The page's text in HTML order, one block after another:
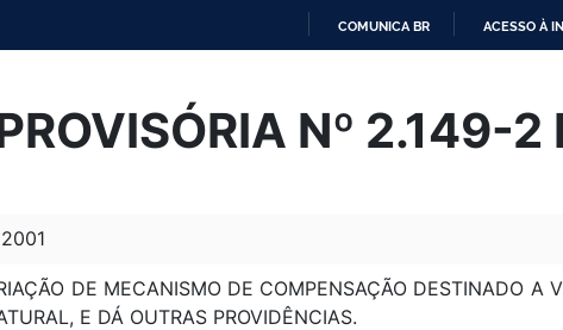
O
CONTEÚDO
COMUNICA BR ACESSO À
Nº 2.149-
DE MECANISMO DE COMPENSAÇÃO DESTINADO A
E DÁ OUTRAS PROVIDÊNCIAS.